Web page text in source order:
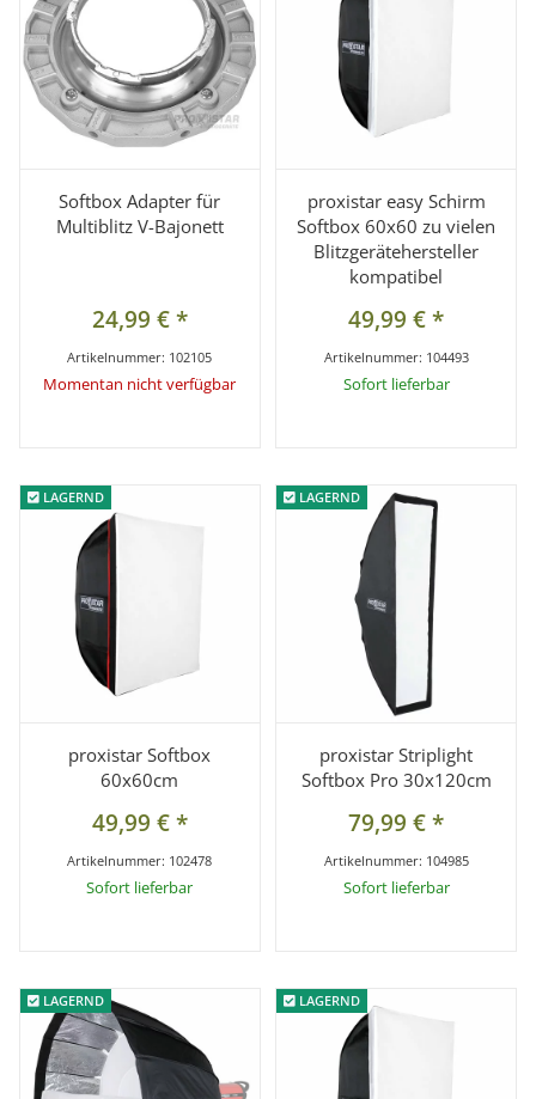
Softbox Adapter für
Multiblitz V-Bajonett
24,99 €*
Artikelnummer: 102105
Momentan nicht verfügbar
proxistar easy Schirm
Softbox 60x60 zu vielen
Blitzgerätehersteller
kompatibel
49,99 €*
Artikelnummer: 104493
Sofort lieferbar
LAGERND
LAGERND
proxistar Softbox
60x60cm
49,99 €*
Artikelnummer: 102478
Sofort lieferbar
LAGERND
LAGERND
proxistar Striplight
Softbox Pro 30x120cm
79,99 €*
Artikelnummer: 104985
Sofort lieferbar
LAGERND
LAGERND LAGERND
LAGERND